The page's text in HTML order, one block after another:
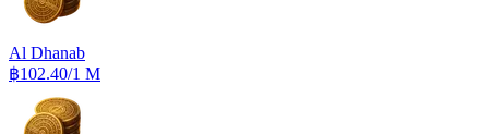
Al Dhanab
฿102.40/1 M